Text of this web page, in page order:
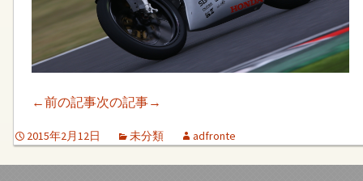
←前の記事次の記事→
2015年2月12日 未分類 adfronte